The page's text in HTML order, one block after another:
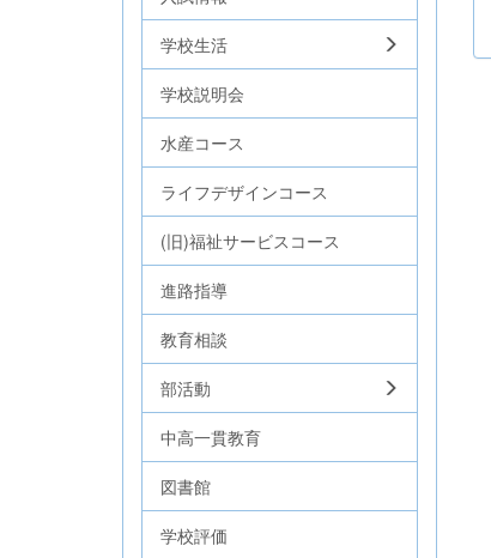
学校生活
学校説明会
水産コース
ライフデザインコース
(旧)福祉サービスコース
進路指導
教育相談
部活動
中高一貫教育
図書館
学校評価